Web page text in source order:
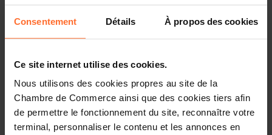
Consentement Détails À propos des cookies
Ce site internet utilise des cookies.
Nous utilisons des cookies propres au site de la
Chambre de Commerce ainsi que des cookies tiers afin
de permettre le fonctionnement du site, reconnaître votre
terminal, personnaliser le contenu et les annonces en